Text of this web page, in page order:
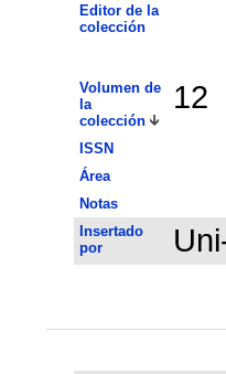
Editor de la
colección
Volumen de
la
colección
12
ISSN
Área
Notas
Insertado
por